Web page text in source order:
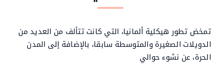
تمخض تطور هيكلية ألمانيا، التي كانت تتألف من العديد من
الدويلات الصغيرة والمتوسطة سابقا، بالإضافة إلى المدن
الحرة، عن نشوء حوالي